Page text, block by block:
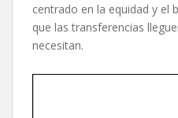
centrado en la equidad y el
que las transferencias
necesitan.